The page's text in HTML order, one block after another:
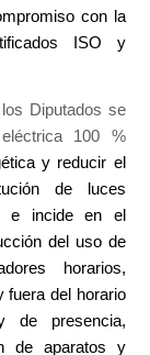
con la
ISO y
Diputados se
100 %
y reducir el
de luces
e incide en el
del uso de
horarios,
fuera del horario
de presencia,
de aparatos y